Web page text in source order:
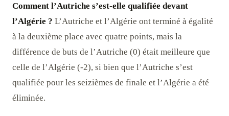
Comment l’Autriche s’est-elle qualifiée devant
l’Algérie ? L’Autriche et l’Algérie ont terminé à égalité
à la deuxième place avec quatre points, mais la
différence de buts de l’Autriche (0) était meilleure que
celle de l’Algérie (-2), si bien que l’Autriche s’est
qualifiée pour les seizièmes de finale et l’Algérie a été
éliminée.